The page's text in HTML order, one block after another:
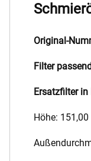
Original-
Filter
Ersatzfilter
Höhe: